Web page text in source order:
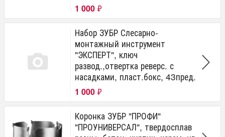
1 000 ₽
Набор ЗУБР Слесарно-
монтажный инструмент
"ЭКСПЕРТ", ключ
развод.,отвертка реверс. с
насадками, пласт.бокс, 43пред.
1 000 ₽
Коронка ЗУБР "ПРОФИ"
"ПРОУНИВЕРСАЛ", твердосплав